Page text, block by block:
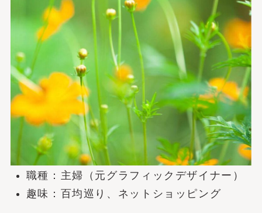
職種：主婦（元グラフィックデザイナー）
趣味：百均巡り、ネットショッピング